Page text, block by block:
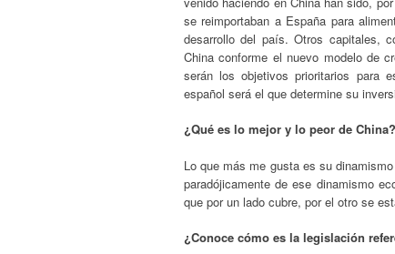
se reimportaban a España para
desarrollo del país. Otros capitales,
China conforme el nuevo modelo de
serán los objetivos prioritarios para
español será el que determine su
¿Qué es lo mejor y lo peor de China?
Lo que más me gusta es su
paradójicamente de ese dinamismo
que por un lado cubre, por el otro se
¿Conoce cómo es la legislación